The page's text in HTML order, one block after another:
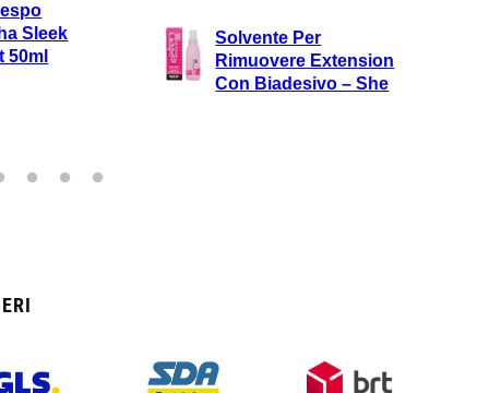
Sleek
50ml
Solvente Per
Rimuovere Extension
Con Biadesivo – She